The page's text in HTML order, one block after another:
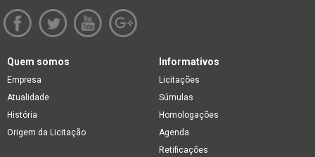
Quem somos
Empresa
Atualidade
História
Origem da Licitação
Informativos
Licitações
Súmulas
Homologações
Agenda
Retificações